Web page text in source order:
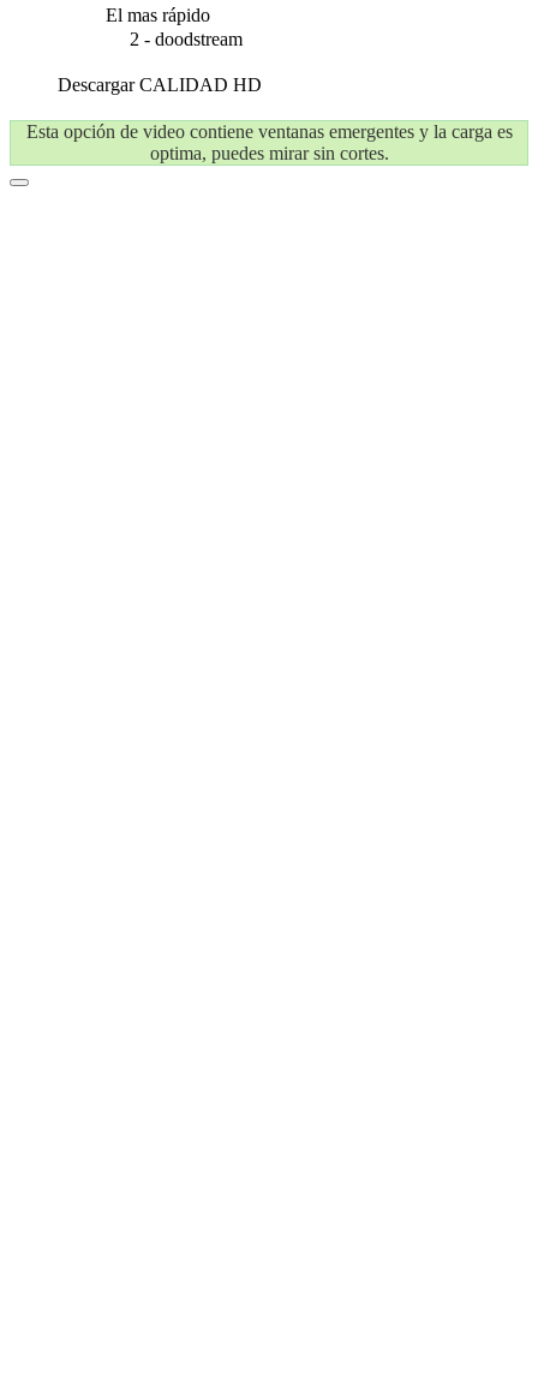
El mas rápido
2 - doodstream
DescargarCALIDAD HD
Esta opción de video contiene ventanas emergentes y la carga es
optima, puedes mirar sin cortes.